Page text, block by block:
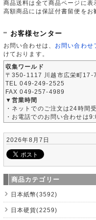
商品送料は全て商品ページに表
高額商品には保証付書留便をお
お客様センター
お問い合わせは、 お問い合わせ
けております。
収集ワールド
〒350-1117 川越市広栄町17-
TEL 049-249-2525
FAX 049-257-4989
▼営業時間
・ネットでのご注文は24時間
・お電話でのお問い合わせは
2026年8月7日
商品カテゴリー
日本紙幣(3592)
日本硬貨(2259)